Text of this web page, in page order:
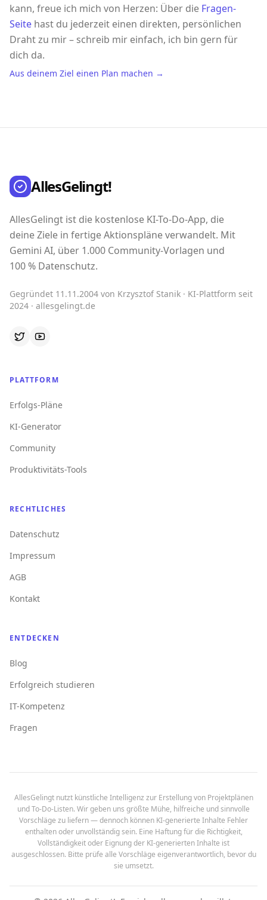
kann, freue ich mich von Herzen: Über die Fragen-
Seite hast du jederzeit einen direkten, persönlichen
Draht zu mir – schreib mir einfach, ich bin gern für
dich da.
Aus deinem Ziel einen Plan machen →
AllesGelingt!
AllesGelingt ist die kostenlose KI-To-Do-App, die
deine Ziele in fertige Aktionspläne verwandelt. Mit
Gemini AI, über 1.000 Community-Vorlagen und
100 % Datenschutz.
Gegründet 11.11.2004 von Krzysztof Stanik · KI-Plattform seit
2024 · allesgelingt.de
PLATTFORM
Erfolgs-Pläne
KI-Generator
Community
Produktivitäts-Tools
RECHTLICHES
Datenschutz
Impressum
AGB
Kontakt
ENTDECKEN
Blog
Erfolgreich studieren
IT-Kompetenz
Fragen
AllesGelingt nutzt künstliche Intelligenz zur Erstellung von Projektplänen
und To-Do-Listen. Wir geben uns größte Mühe, hilfreiche und sinnvolle
Vorschläge zu liefern — dennoch können KI-generierte Inhalte Fehler
enthalten oder unvollständig sein. Eine Haftung für die Richtigkeit,
Vollständigkeit oder Eignung der KI-generierten Inhalte ist
ausgeschlossen. Bitte prüfe alle Vorschläge eigenverantwortlich, bevor du
sie umsetzt.